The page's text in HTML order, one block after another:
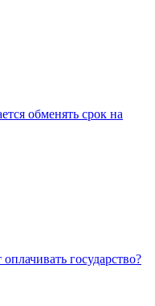
обменять срок на
государство?